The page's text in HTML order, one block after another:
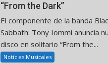
“From the Dark”
El componente de la banda
Sabbath: Tony Iommi anuncia
disco en solitario “From the...
Noticias Musicales